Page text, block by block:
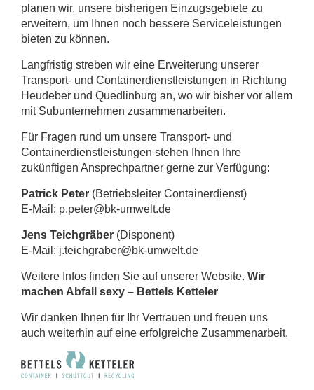
planen wir, unsere bisherigen Einzugsgebiete zu
erweitern, um Ihnen noch bessere Serviceleistungen
bieten zu können.
Langfristig streben wir eine Erweiterung unserer
Transport- und Containerdienstleistungen in Richtung
Heudeber und Quedlinburg an, wo wir bisher vor allem
mit Subunternehmen zusammenarbeiten.
Für Fragen rund um unsere Transport- und
Containerdienstleistungen stehen Ihnen Ihre
zukünftigen Ansprechpartner gerne zur Verfügung:
Patrick Peter (Betriebsleiter Containerdienst)
E-Mail: p.peter@bk-umwelt.de
Jens Teichgräber (Disponent)
E-Mail: j.teichgraber@bk-umwelt.de
Weitere Infos finden Sie auf unserer Website. Wir
machen Abfall sexy – Bettels Ketteler
Wir danken Ihnen für Ihr Vertrauen und freuen uns
auch weiterhin auf eine erfolgreiche Zusammenarbeit.